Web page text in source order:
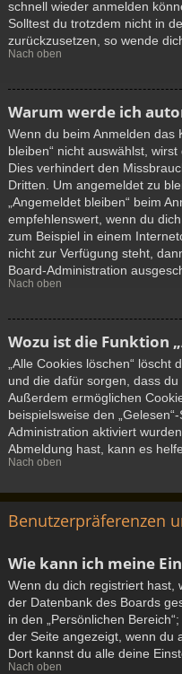
schnell wieder anmelden
Solltest du trotzdem nicht in
zurückzusetzen, so wende
Nach oben
Warum werde ich
Wenn du beim Anmelden das
bleiben“ nicht auswählst,
Dies verhindert den
Dritten. Um angemeldet zu
„Angemeldet bleiben“ beim
empfehlenswert, wenn du
zum Beispiel in einem
nicht zur Verfügung steht,
Board-Administration
Nach oben
Wozu ist die Funktion
„Alle Cookies löschen“
und die dafür sorgen, dass
Außerdem ermöglichen
beispielsweise den
Administration aktiviert
Abmeldung hast, kann es
Nach oben
Benutzerpräferenzen
Wie kann ich meine
Wenn du dich registriert hast,
der Datenbank des Boards
in den „Persönlichen
der Seite angezeigt, wenn du
Dort kannst du alle deine
Nach oben